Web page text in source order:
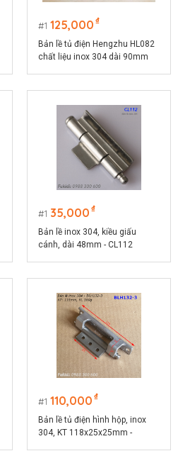
1 125,000 ₫
Bản lề tủ điện Hengzhu HL082
chất liệu inox 304 dài 90mm
1 35,000 ₫
Bản lề inox 304, kiều giấu
cánh, dài 48mm - CL112
1 110,000 ₫
Bản lề tủ điện hình hộp, inox
304, KT 118x25x25mm -